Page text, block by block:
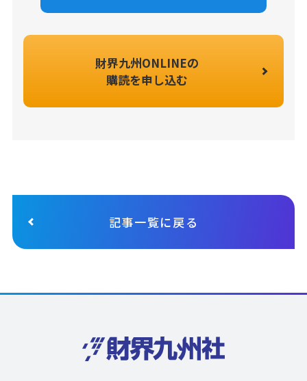
財界九州ONLINEの
購読を申し込む
記事一覧に戻る